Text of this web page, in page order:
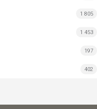
1 805
1 453
197
402